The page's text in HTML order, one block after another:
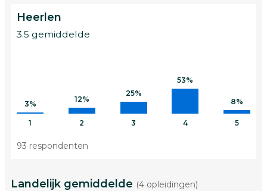
Heerlen
3.5 gemiddelde
3%
1
12%
2
25%
3
53%
4
8%
5
93 respondenten
Landelijk gemiddelde (4 opleidingen)